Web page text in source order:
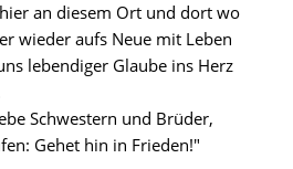
an diesem Ort und dort wo
wieder aufs Neue mit Leben
lebendiger Glaube ins Herz
Schwestern und Brüder,
Gehet hin in Frieden!"